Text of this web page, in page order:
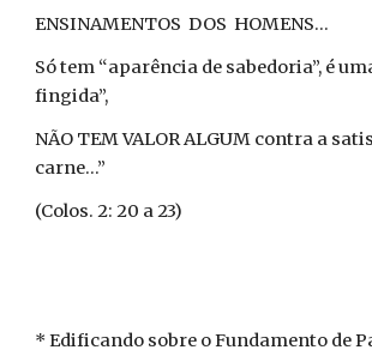
ENSINAMENTOS DOS HOMENS...
Só tem “aparência de sabedoria”, é
fingida”,
NÃO TEM VALOR ALGUM contra a
carne...”
(Colos. 2: 20 a 23)
* Edificando sobre o Fundamento de